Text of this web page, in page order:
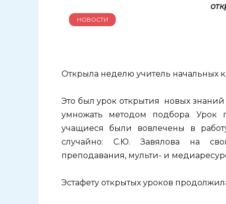
НОВОСТИ
Открыла неделю учитель начальных
Это был урок открытия новых знаний
умножать методом подбора. Урок
учащиеся были вовлечены в
случайно: С.Ю. Завялова на
преподавания, мульти- и
Эстафету открытых уроков